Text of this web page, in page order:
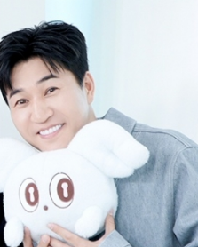
♥안은진, 커플 스틸컷 최초 공개